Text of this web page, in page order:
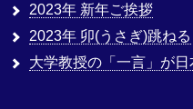
2023年 新年ご挨拶
2023年 卯(うさぎ)跳ねる
大学教授の「一言」が